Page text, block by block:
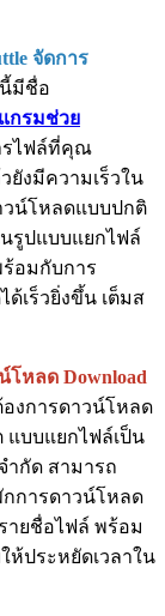
จัดการ
มีชื่อ
กรมช่วย
รไฟล์ที่คุณ
ยังมีความเร็วใน
วน์โหลดแบบปกติ
รูปแบบแยกไฟล์
ร้อมกับการ
เร็วยิ่งขึ้น เต็มส
หลด Download
งการดาวน์โหลด
บบแยกไฟล์เป็น
ำกัด สามารถ
การดาวน์โหลด
ายชื่อไฟล์ พร้อม
ห้ประหยัดเวลาใน